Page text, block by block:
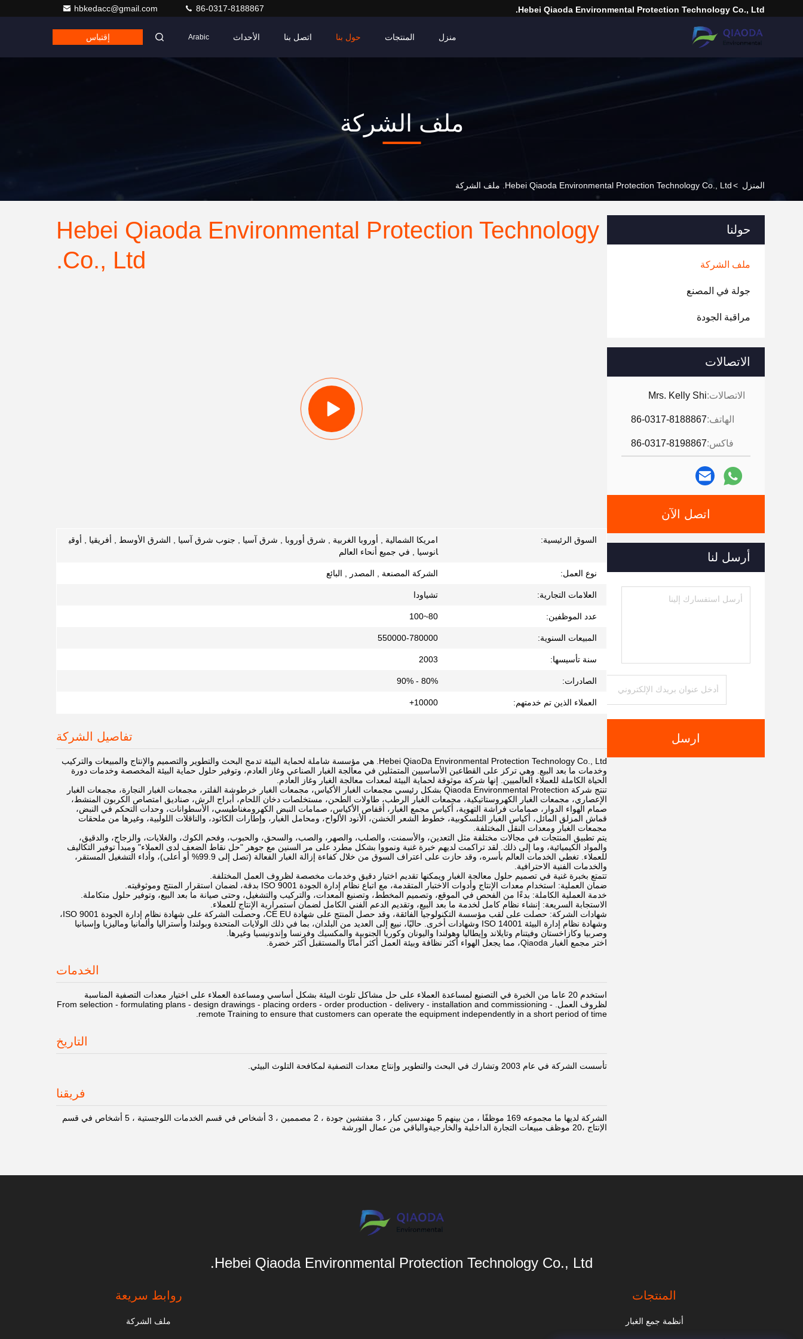
Hebei Qiaoda Environmental Protection Technology Co., Ltd.
hbkedacc@gmail.com 86-0317-8188867
منزل المنتجات حول بنا اتصل بنا الأحداث Arabic إقتباس
ملف الشركة
المنزل >Hebei Qiaoda Environmental Protection Technology Co., Ltd. ملف الشركة
حولنا
ملف الشركة
جولة في المصنع
مراقبة الجودة
الاتصالات
الاتصالات:Mrs. Kelly Shi
الهاتف:86-0317-8188867
فاكس:86-0317-8198867
اتصل الآن
أرسل لنا
ارسل
Hebei Qiaoda Environmental Protection Technology
Co., Ltd.
السوق الرئيسية:
امريكا الشمالية , أوروبا الغربية , شرق أوروبا , شرق آسيا , جنوب شرق آسيا , الشرق الأوسط , أفريقيا , أوقي
انوسيا , في جميع أنحاء العالم
نوع العمل: الشركة المصنعة , المصدر , البائع
العلامات التجارية: تشياودا
عدد الموظفين: 80~100
المبيعات السنوية: 550000-780000
سنة تأسيسها: 2003
الصادرات: 80% - 90%
العملاء الذين تم خدمتهم: 10000+
تفاصيل الشركة
Hebei QiaoDa Environmental Protection Technology Co., Ltd. هي مؤسسة شاملة لحماية البيئة تدمج البحث والتطوير والتصميم والإنتاج والمبيعات والتركيب
وخدمات ما بعد البيع. وهي تركز على القطاعين الأساسيين المتمثلين في معالجة الغبار الصناعي وغاز العادم، وتوفير حلول حماية البيئة المخصصة وخدمات دورة
الحياة الكاملة للعملاء العالميين. إنها شركة موثوقة لحماية البيئة لمعدات معالجة الغبار وغاز العادم.
تنتج شركة Qiaoda Environmental Protection بشكل رئيسي مجمعات الغبار الأكياس، مجمعات الغبار خرطوشة الفلتر، مجمعات الغبار النجارة، مجمعات الغبار
الإعصاري، مجمعات الغبار الكهروستاتيكية، مجمعات الغبار الرطب، طاولات الطحن، مستخلصات دخان اللحام، أبراج الرش، صناديق امتصاص الكربون المنشط،
صمام الهواء الدوار، صمامات فراشة التهوية، أكياس مجمع الغبار، أقفاص الأكياس، صمامات النبض الكهرومغناطيسي، الأسطوانات، وحدات التحكم في النبض،
قماش المزلق المائل، أكياس الغبار التلسكوبية، خطوط الشعر الخشن، الأنود الألواح، ومحامل الغبار، وإطارات الكاثود، والناقلات اللولبية، وغيرها من ملحقات
مجمعات الغبار ومعدات النقل المختلفة.
يتم تطبيق المنتجات في مجالات مختلفة مثل التعدين، والأسمنت، والصلب، والصهر، والصب، والسحق، والحبوب، وفحم الكوك، والغلايات، والزجاج، والدقيق،
والمواد الكيميائية، وما إلى ذلك. لقد تراكمت لديهم خبرة غنية ونمووا بشكل مطرد على مر السنين مع جوهر "حل نقاط الضعف لدى العملاء" ومبدأ توفير التكاليف
للعملاء. تغطي الخدمات العالم بأسره، وقد حازت على اعتراف السوق من خلال كفاءة إزالة الغبار الفعالة (تصل إلى 99.9% أو أعلى)، وأداء التشغيل المستقر،
والخدمات الفنية الاحترافية.
تتمتع بخبرة غنية في تصميم حلول معالجة الغبار ويمكنها تقديم اختيار دقيق وخدمات مخصصة لظروف العمل المختلفة.
ضمان العملية: استخدام معدات الإنتاج وأدوات الاختبار المتقدمة، مع اتباع نظام إدارة الجودة ISO 9001 بدقة، لضمان استقرار المنتج وموثوقيته.
خدمة العملية الكاملة: بدءًا من الفحص في الموقع، وتصميم المخطط، وتصنيع المعدات، والتركيب والتشغيل، وحتى صيانة ما بعد البيع، وتوفير حلول متكاملة.
الاستجابة السريعة: إنشاء نظام كامل لخدمة ما بعد البيع، وتقديم الدعم الفني الكامل لضمان استمرارية الإنتاج للعملاء.
شهادات الشركة: حصلت على لقب مؤسسة التكنولوجيا الفائقة، وقد حصل المنتج على شهادة CE EU، وحصلت الشركة على شهادة نظام إدارة الجودة ISO 9001،
وشهادة نظام إدارة البيئة ISO 14001 وشهادات أخرى. حاليًا، نبيع إلى العديد من البلدان، بما في ذلك الولايات المتحدة وبولندا وأستراليا وألمانيا وماليزيا وإسبانيا
وصربيا وكازاخستان وفيتنام وتايلاند وإيطاليا وهولندا واليونان وكوريا الجنوبية والمكسيك وفرنسا وإندونيسيا وغيرها.
اختر مجمع الغبار Qiaoda، مما يجعل الهواء أكثر نظافة وبيئة العمل أكثر أمانًا والمستقبل أكثر خضرة.
الخدمات
استخدم 20 عاما من الخبرة في التصنيع لمساعدة العملاء على حل مشاكل تلوث البيئة بشكل أساسي ومساعدة العملاء على اختيار معدات التصفية المناسبة
لظروف العمل. From selection - formulating plans - design drawings - placing orders - order production - delivery - installation and commissioning -
remote Training to ensure that customers can operate the equipment independently in a short period of time.
التاريخ
تأسست الشركة في عام 2003 وتشارك في البحث والتطوير وإنتاج معدات التصفية لمكافحة التلوث البيئي.
فريقنا
الشركة لديها ما مجموعه 169 موظفًا ، من بينهم 5 مهندسين كبار ، 3 مفتشين جودة ، 2 مصممين ، 3 أشخاص في قسم الخدمات اللوجستية ، 5 أشخاص في قسم
الإنتاج ،20 موظف مبيعات التجارة الداخلية والخارجيةوالباقي من عمال الورشة
Hebei Qiaoda Environmental Protection Technology Co., Ltd.
المنتجات
أنظمة جمع الغبار
روابط سريعة
ملف الشركة